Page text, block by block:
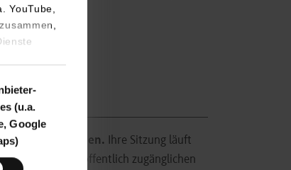
YouTube,
(u.a.
Google
abmelden. Ihre Sitzung läuft
nicht an öffentlich zugänglichen